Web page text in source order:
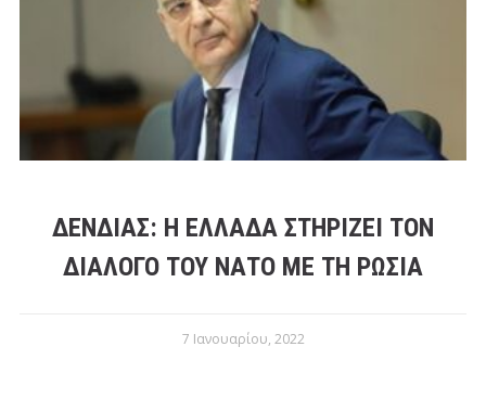
ΔΈΝΔΙΑΣ: Η ΕΛΛΆΔΑ ΣΤΗΡΊΖΕΙ ΤΟΝ
ΔΙΆΛΟΓΟ ΤΟΥ ΝΑΤΟ ΜΕ ΤΗ ΡΩΣΊΑ
7 Ιανουαρίου, 2022